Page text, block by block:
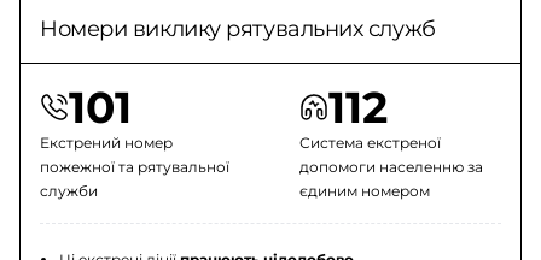
Номери виклику рятувальних служб
101
Екстрений номер
пожежної та рятувальної
служби
112
Система екстреної
допомоги населенню за
єдиним номером